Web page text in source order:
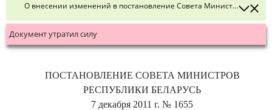
О внесении изменений в постановление Совета Министров
Документ утратил силу
ПОСТАНОВЛЕНИЕ СОВЕТА МИНИСТРОВ
РЕСПУБЛИКИ БЕЛАРУСЬ
7 декабря 2011 г. № 1655